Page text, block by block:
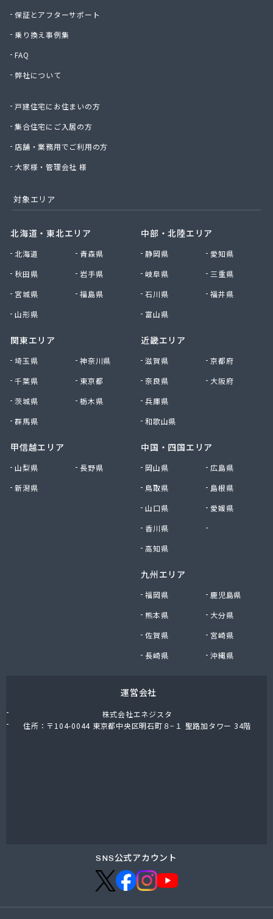
株式会社柳屋
株式会社鈴木屋
関口商店
関東エア・ウォーター株式会社 府中営業所
丸松燃料店
丸島石油瓦斯販売
丸由工材株式会社
久保田商店
協栄石油瓦斯株式会社
桐山商店
串田燃料店
熊谷化学株式会社
原島燃料店
古姓商店
五十嵐燃料店
江本商店
高橋商店
佐藤燃料店
佐野商店
坂本燃料店
三ツ輪液化瓦斯株式会社 東京営業所
三喜屋商店
上千葉プロパン
保証とアフターサポート
乗り換え事例集
FAQ
弊社について
戸建住宅にお住まいの方
集合住宅にご入居の方
店舗・業務用でご利用の方
大家様・管理会社 様
対象エリア
北海道・東北エリア
北海道
青森県
秋田県
岩手県
宮城県
福島県
山形県
関東エリア
埼玉県
神奈川県
千葉県
東京都
茨城県
栃木県
群馬県
甲信越エリア
山梨県
長野県
新潟県
中部・北陸エリア
静岡県
愛知県
岐阜県
三重県
石川県
福井県
富山県
近畿エリア
滋賀県
京都府
奈良県
大阪府
兵庫県
和歌山県
中国・四国エリア
岡山県
広島県
鳥取県
島根県
山口県
愛媛県
香川県
高知県
九州エリア
福岡県
鹿児島県
熊本県
大分県
佐賀県
宮崎県
長崎県
沖縄県
運営会社
株式会社エネジスタ
住所：〒104-0044 東京都中央区明石町８−１ 聖路加タワー 34階
SNS公式アカウント